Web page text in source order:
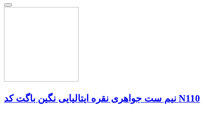
نیم ست جواهری نقره ایتالیایی نگین باگت کد N110